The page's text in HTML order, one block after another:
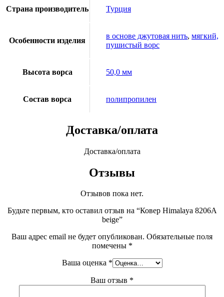
Страна производитель Турция
Особенности изделия
в основе джутовая нить, мягкий,
пушистый ворс
Высота ворса 50,0 мм
Состав ворса полипропилен
Доставка/оплата
Доставка/оплата
Отзывы
Отзывов пока нет.
Будьте первым, кто оставил отзыв на “Ковер Himalaya 8206A
beige”
Ваш адрес email не будет опубликован. Обязательные поля
помечены *
Ваша оценка *
Ваш отзыв *